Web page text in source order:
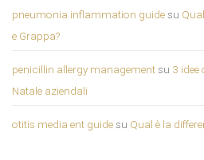
pneumonia inflammation guidesu
e Grappa?
penicillin allergy managementsu 3 idee
Natale aziendali
otitis media ent guidesu Qual è la